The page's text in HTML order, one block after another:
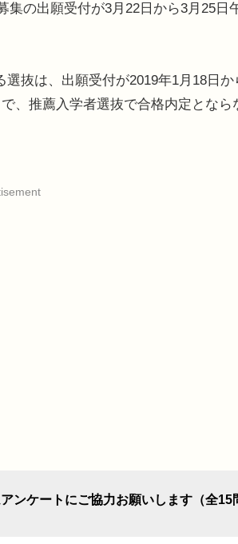
集の出願受付が3月22日から3月25日
抜は、出願受付が2019年1月18日
、推薦入学者選抜で合格内定とな
ンケートにご協力お願いします（全15